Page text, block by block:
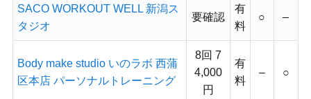
SACO WORKOUT WELL 新潟ス
タジオ
要確認
有
料
○ –
Body make studio いのラボ 西蒲
区本店 パーソナルトレーニング
8回 7
4,000
円
有
料
– ○